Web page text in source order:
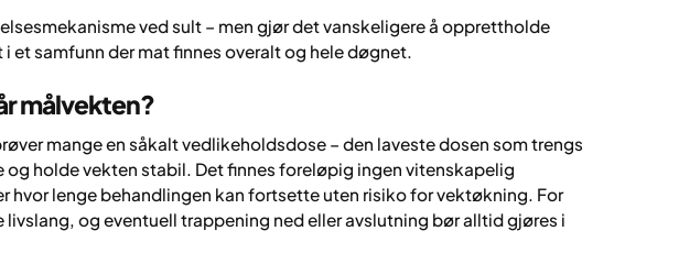
ved sult – men gjør det vanskeligere å opprettholde
et samfunn der mat finnes overalt og hele døgnet.
målvekten?
mange en såkalt vedlikeholdsdose – den laveste dosen som trengs
og holde vekten stabil. Det finnes foreløpig ingen vitenskapelig
hvor lenge behandlingen kan fortsette uten risiko for vektøkning. For
og eventuell trappening ned eller avslutning bør alltid gjøres i